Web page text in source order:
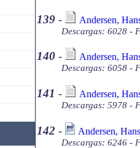
139 - Andersen,
Descargas: 6028 -
140 - Andersen,
Descargas: 6058 -
141 - Andersen,
Descargas: 5978 -
142 - Andersen,
Descargas: 6246 -